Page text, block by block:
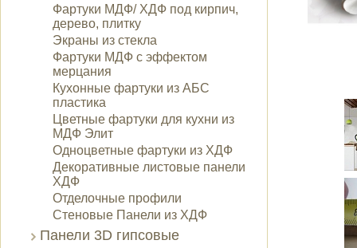
Фартуки МДФ/ ХДФ под кирпич,
дерево, плитку
Экраны из стекла
Фартуки МДФ с эффектом
мерцания
Кухонные фартуки из АБС
пластика
Цветные фартуки для кухни из
МДФ Элит
Одноцветные фартуки из ХДФ
Декоративные листовые панели
ХДФ
Отделочные профили
Стеновые Панели из ХДФ
Панели 3D гипсовые